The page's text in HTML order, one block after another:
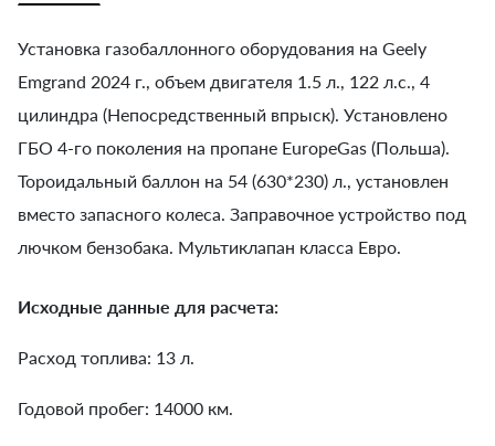
Установка газобаллонного оборудования на Geely
Emgrand 2024 г., объем двигателя 1.5 л., 122 л.с., 4
цилиндра (Непосредственный впрыск). Установлено
ГБО 4-го поколения на пропане EuropeGas (Польша).
Тороидальный баллон на 54 (630*230) л., установлен
вместо запасного колеса. Заправочное устройство под
лючком бензобака. Мультиклапан класса Евро.
Исходные данные для расчета:
Расход топлива: 13 л.
Годовой пробег: 14000 км.